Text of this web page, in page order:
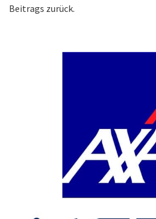
Beitrags zurück.